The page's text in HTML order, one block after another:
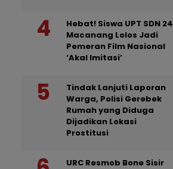
Hebat! Siswa UPT SDN 24
Macanang Lolos Jadi
Pemeran Film Nasional
‘Akal Imitasi’
Tindak Lanjuti Laporan
Warga, Polisi Gerebek
Rumah yang Diduga
Dijadikan Lokasi
Prostitusi
URC Resmob Bone Sisir